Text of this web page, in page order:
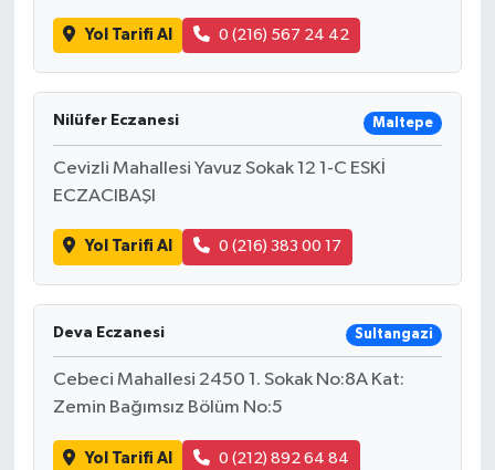
Yol Tarifi Al 0 (216) 567 24 42
Nilüfer Eczanesi Maltepe
Cevizli Mahallesi Yavuz Sokak 12 1-C ESKİ
ECZACIBAŞI
Yol Tarifi Al 0 (216) 383 00 17
Deva Eczanesi Sultangazi
Cebeci Mahallesi 2450 1. Sokak No:8A Kat:
Zemin Bağımsız Bölüm No:5
Yol Tarifi Al 0 (212) 892 64 84